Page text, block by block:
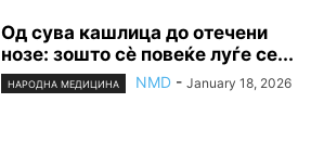
Од сува кашлица до отечени
нозе: зошто сè повеќе луѓе се...
НАРОДНА МЕДИЦИНА NMD - January 18, 2026